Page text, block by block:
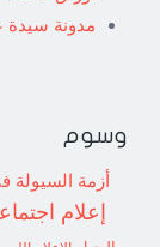
مدونة سيدة
وسوم
أزمة
إعلام